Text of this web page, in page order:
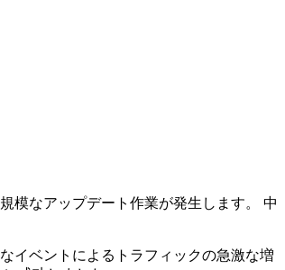
模なアップデート作業が発生します。 中
イベントによるトラフィックの急激な増